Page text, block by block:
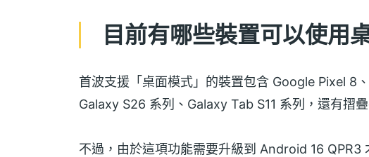
目前有哪些裝置可以使用
首波支援「桌面模式」的裝置包含 Google Pixel 8
Galaxy S26 系列、Galaxy Tab S11 系列，還有摺
不過，由於這項功能需要升級到 Android 16